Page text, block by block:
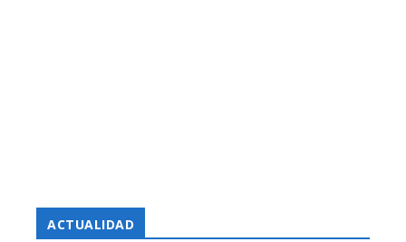
ACTUALIDAD